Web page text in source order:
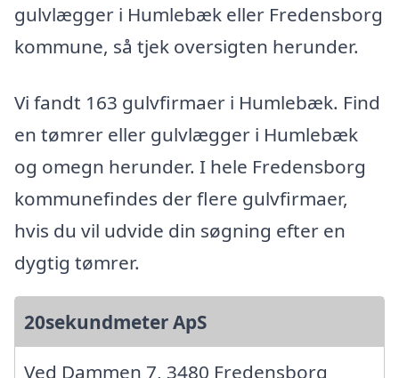
gulvlægger i Humlebæk eller Fredensborg
kommune, så tjek oversigten herunder.
Vi fandt 163 gulvfirmaer i Humlebæk. Find
en tømrer eller gulvlægger i Humlebæk
og omegn herunder. I hele Fredensborg
kommunefindes der flere gulvfirmaer,
hvis du vil udvide din søgning efter en
dygtig tømrer.
20sekundmeter ApS
Ved Dammen 7, 3480 Fredensborg